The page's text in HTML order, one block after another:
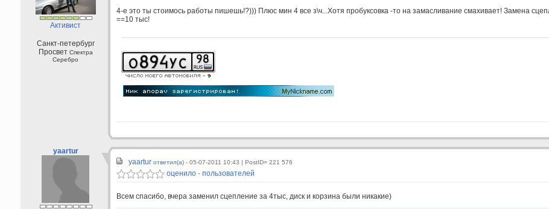
Активист
Санкт-петербург
Просвет Спектра
Серебро
4-е это ты стоимось работы пишешь!?))) Плюс мин 4 все з\ч...Хотя пробуксовка -то на замасливание смахивает! Замена
==10 тыс!
yaartur
yaartur ответил(а) - 05-07-2011 10:43 | PostID= 221 576
оценило - пользователей
Всем спасибо, вчера заменил сцепление за 4тыс, диск и корзина были никакие)